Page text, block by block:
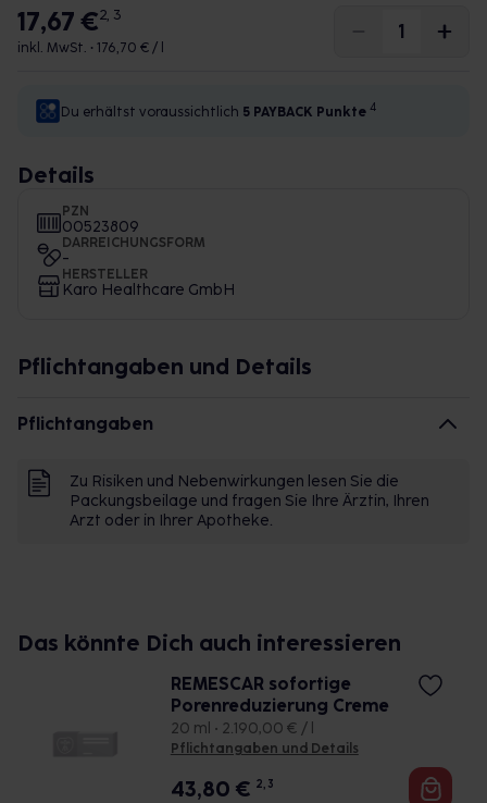
17,67 €2, 3
inkl. MwSt. • 176,70 € / l
Du erhältst voraussichtlich 5 PAYBACK Punkte 4
Details
PZN
00523809
DARREICHUNGSFORM
-
HERSTELLER
Karo Healthcare GmbH
Pflichtangaben und Details
Pflichtangaben
Zu Risiken und Nebenwirkungen lesen Sie die
Packungsbeilage und fragen Sie Ihre Ärztin, Ihren
Arzt oder in Ihrer Apotheke.
Das könnte Dich auch interessieren
REMESCAR sofortige
Porenreduzierung Creme
20 ml • 2.190,00 € / l
Pflichtangaben und Details
43,80 € 2, 3